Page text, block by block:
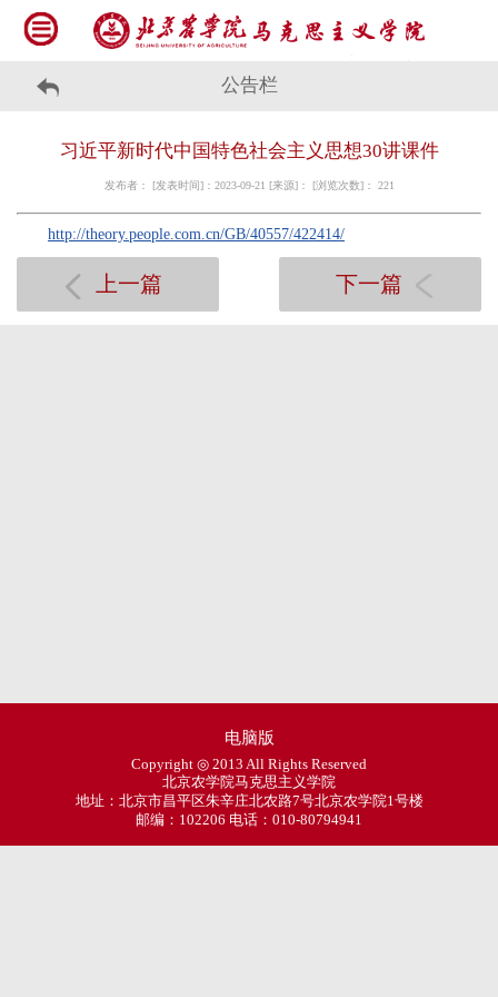
公告栏
习近平新时代中国特色社会主义思想30讲课件
发布者： [发表时间]：2023-09-21 [来源]： [浏览次数]： 221
http://theory.people.com.cn/GB/40557/422414/
上一篇 下一篇
电脑版
Copyright ◎ 2013 All Rights Reserved
北京农学院马克思主义学院
地址：北京市昌平区朱辛庄北农路7号北京农学院1号楼
邮编：102206 电话：010-80794941